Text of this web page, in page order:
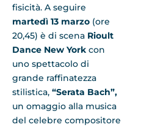
fisicità. A seguire
martedì 13 marzo (ore
20,45) è di scena Rioult
Dance New York con
uno spettacolo di
grande raffinatezza
stilistica, “Serata Bach”,
un omaggio alla musica
del celebre compositore